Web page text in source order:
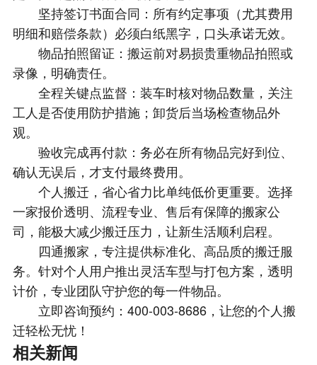
坚持签订书面合同：所有约定事项（尤其费用
明细和赔偿条款）必须白纸黑字，口头承诺无效。
物品拍照留证：搬运前对易损贵重物品拍照或
录像，明确责任。
全程关键点监督：装车时核对物品数量，关注
工人是否使用防护措施；卸货后当场检查物品外
观。
验收完成再付款：务必在所有物品完好到位、
确认无误后，才支付最终费用。
个人搬迁，省心省力比单纯低价更重要。选择
一家报价透明、流程专业、售后有保障的搬家公
司，能极大减少搬迁压力，让新生活顺利启程。
四通搬家，专注提供标准化、高品质的搬迁服
务。针对个人用户推出灵活车型与打包方案，透明
计价，专业团队守护您的每一件物品。
立即咨询预约：400-003-8686，让您的个人搬
迁轻松无忧！
相关新闻